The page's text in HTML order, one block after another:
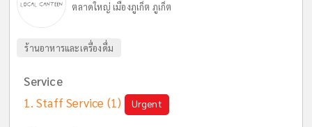
ตลาดใหญ่ เมืองภูเก็ต ภูเก็ต
ร้านอาหารและเครื่องดื่ม
Service
Staff Service (1) Urgent